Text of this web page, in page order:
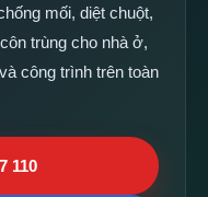
mối, diệt chuột,
trùng cho nhà ở,
công trình trên toàn
110